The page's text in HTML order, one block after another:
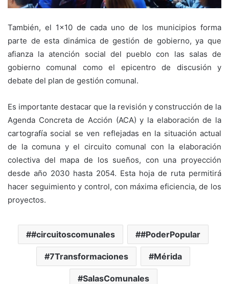
También, el 1×10 de cada uno de los municipios forma
parte de esta dinámica de gestión de gobierno, ya que
afianza la atención social del pueblo con las salas de
gobierno comunal como el epicentro de discusión y
debate del plan de gestión comunal.
Es importante destacar que la revisión y construcción de la
Agenda Concreta de Acción (ACA) y la elaboración de la
cartografía social se ven reflejadas en la situación actual
de la comuna y el circuito comunal con la elaboración
colectiva del mapa de los sueños, con una proyección
desde año 2030 hasta 2054. Esta hoja de ruta permitirá
hacer seguimiento y control, con máxima eficiencia, de los
proyectos.
#circuitoscomunales #PoderPopular
7Transformaciones Mérida
SalasComunales